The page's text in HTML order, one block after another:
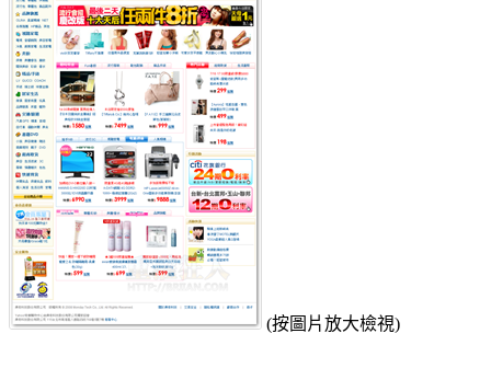
(按圖片放大檢視)